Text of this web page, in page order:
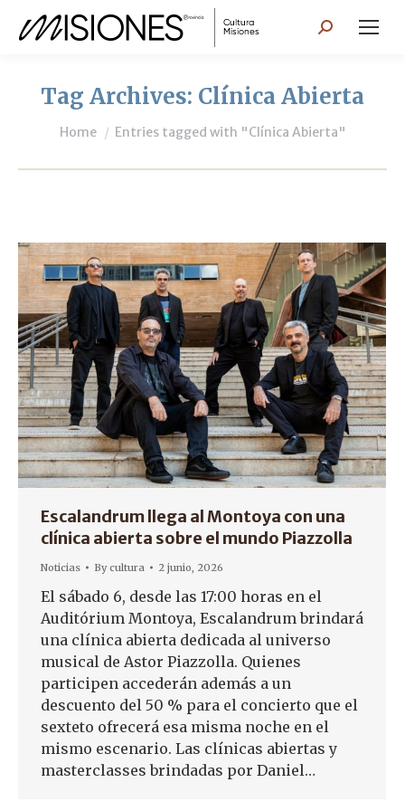
Search:
Tag Archives: Clínica Abierta
You are here:
Home Entries tagged with "Clínica Abierta"
Escalandrum llega al Montoya con una
clínica abierta sobre el mundo Piazzolla
Noticias Bycultura 2 junio, 2026
El sábado 6, desde las 17:00 horas en el
Auditórium Montoya, Escalandrum brindará
una clínica abierta dedicada al universo
musical de Astor Piazzolla. Quienes
participen accederán además a un
descuento del 50 % para el concierto que el
sexteto ofrecerá esa misma noche en el
mismo escenario. Las clínicas abiertas y
masterclasses brindadas por Daniel…